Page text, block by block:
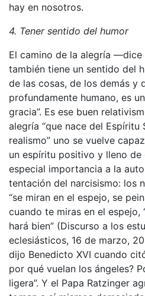
hay en nosotros.
4. Tener sentido del humor
El camino de la alegría
también tiene un sentido del
de las cosas, de los demás y
profundamente humano, es
gracia”. Es ese buen
alegría “que nace del Espíritu
realismo” uno se vuelve
un espíritu positivo y lleno de
especial importancia a la
tentación del narcisismo: los
“se miran en el espejo, se
cuando te miras en el espejo,
hará bien” (Discurso a los
eclesiásticos, 16 de marzo,
dijo Benedicto XVI cuando
por qué vuelan los ángeles?
ligera”. Y el Papa Ratzinger